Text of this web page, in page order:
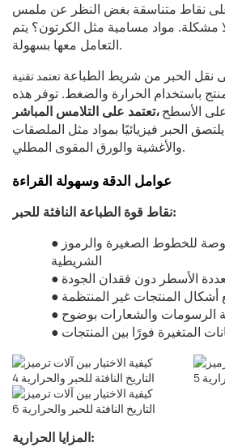
نقاط متناسقة بغض النظر عن ملمس
مشكلة. مواد مسامية مثل الكرتون؟ يتم
التعامل معها بسهولة.
نقل الحبر من شريط الطباعة
باستخدام الحرارة والضغط. توفر هذه
تعتمد على التلامس المباشر، على الأسطح
الحبر فيزيائيًا بمواد مثل الملصقات
والأغشية والورق المقوى المطلي.
عوامل الدقة وسهولة القراءة
نقاط قوة الطباعة النافثة للحبر:
● البوصة للخطوط الصغيرة والرموز
الشريطية
● الأسطر دون فقدان الجودة
● أشكال المنتجات غير المنتظمة
● الرسومات والشعارات بوضوح
● المتغيرة فورًا بين المنتجات
المزايا الحرارية: